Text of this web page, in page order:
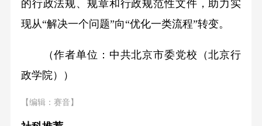
的行政法规、规章和行政规范性文件，助力实
现从“解决一个问题”向“优化一类流程”转变。
（作者单位：中共北京市委党校（北京行
政学院））
【编辑：赛音】